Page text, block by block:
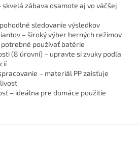
skvelá zábava osamote aj vo väčšej
sledovanie výsledkov
– široký výber herných režimov
používať batérie
(8 úrovní) – upravte si zvuky podľa
– materiál PP zaisťuje
– ideálna pre domáce použitie